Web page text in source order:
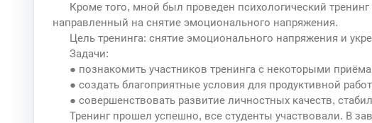
Кроме того, мной был проведен психологический
направленный на снятие эмоционального напряжения.
Цель тренинга: снятие эмоционального напряжения и
Задачи:
● познакомить участников тренинга с некоторыми
● создать благоприятные условия для продуктивной
● совершенствовать развитие личностных качеств,
Тренинг прошел успешно, все студенты участвовали. В